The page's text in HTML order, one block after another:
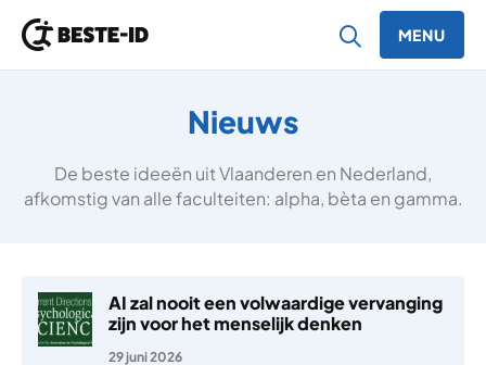
MENU
Nieuws
De beste ideeën uit Vlaanderen en Nederland,
afkomstig van alle faculteiten: alpha, bèta en gamma.
AI zal nooit een volwaardige vervanging
zijn voor het menselijk denken
29 juni 2026